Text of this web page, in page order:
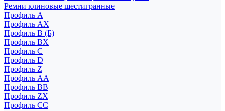
Ремни клиновые шестигранные
Профиль A
Профиль AX
Профиль B (Б)
Профиль BX
Профиль C
Профиль D
Профиль Z
Профиль АА
Профиль BB
Профиль ZX
Профиль CC